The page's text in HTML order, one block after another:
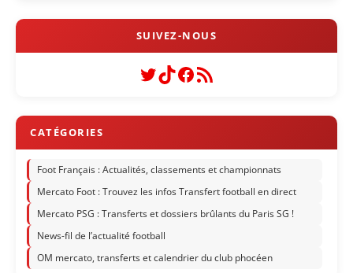
Twitter
TikTok
Facebook
Flux RSS
Foot Français : Actualités, classements et championnats
Mercato Foot : Trouvez les infos Transfert football en direct
Mercato PSG : Transferts et dossiers brûlants du Paris SG !
News-fil de l’actualité football
OM mercato, transferts et calendrier du club phocéen